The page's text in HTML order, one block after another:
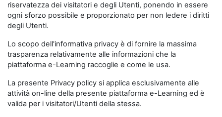
riservatezza dei visitatori e degli Utenti, ponendo in essere
ogni sforzo possibile e proporzionato per non ledere i diritti
degli Utenti.
Lo scopo dell'informativa privacy è di fornire la massima
trasparenza relativamente alle informazioni che la
piattaforma e-Learning raccoglie e come le usa.
La presente Privacy policy si applica esclusivamente alle
attività on-line della presente piattaforma e-Learning ed è
valida per i visitatori/Utenti della stessa.